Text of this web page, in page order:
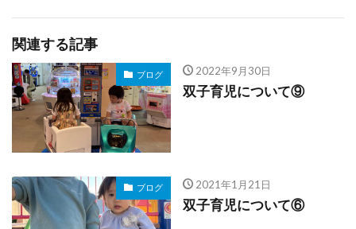
関連する記事
ブログ 2022年9月30日
双子育児について⑨
ブログ 2021年1月21日
双子育児について⑥